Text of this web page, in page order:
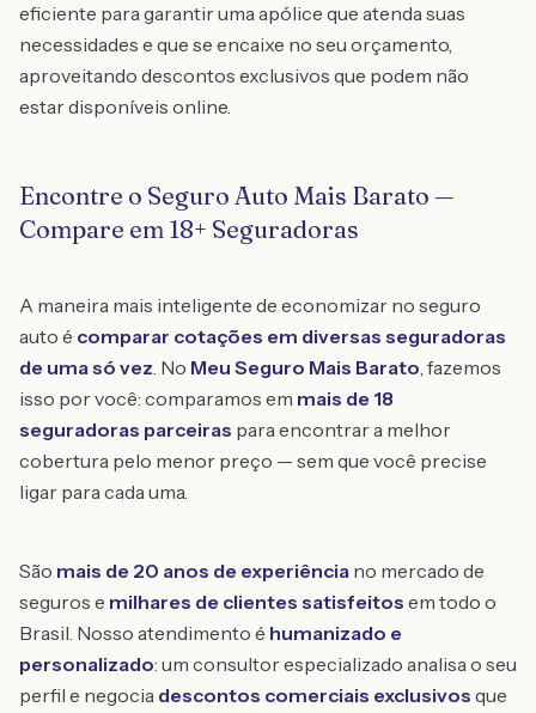
eficiente para garantir uma apólice que atenda suas
necessidades e que se encaixe no seu orçamento,
aproveitando descontos exclusivos que podem não
estar disponíveis online.
Encontre o Seguro Auto Mais Barato —
Compare em 18+ Seguradoras
A maneira mais inteligente de economizar no seguro
auto é comparar cotações em diversas seguradoras
de uma só vez. No Meu Seguro Mais Barato, fazemos
isso por você: comparamos em mais de 18
seguradoras parceiras para encontrar a melhor
cobertura pelo menor preço — sem que você precise
ligar para cada uma.
São mais de 20 anos de experiência no mercado de
seguros e milhares de clientes satisfeitos em todo o
Brasil. Nosso atendimento é humanizado e
personalizado: um consultor especializado analisa o seu
perfil e negocia descontos comerciais exclusivos que